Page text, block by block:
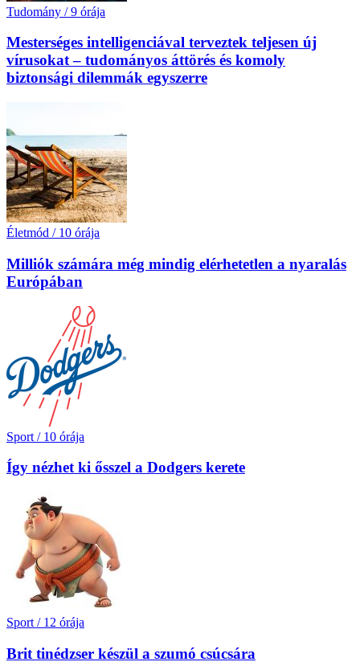
Tudomány / 9 órája
Mesterséges intelligenciával terveztek teljesen új
vírusokat – tudományos áttörés és komoly
biztonsági dilemmák egyszerre
Életmód / 10 órája
Milliók számára még mindig elérhetetlen a nyaralás
Európában
Sport / 10 órája
Így nézhet ki ősszel a Dodgers kerete
Sport / 12 órája
Brit tinédzser készül a szumó csúcsára